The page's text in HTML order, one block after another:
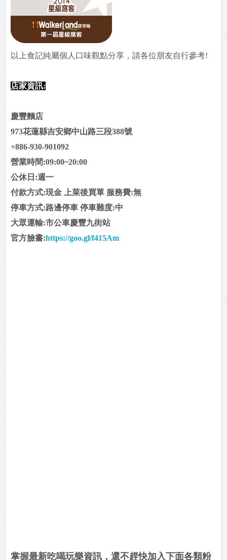
以上食記純屬個人口味觀點分享，請各位朋友自行參考!
店家資訊:
慶豐麵店
973花蓮縣吉安鄉中山路三段388號
+886-930-901092
營業時間:09:00~20:00
公休日:週一
付款方式:現金 上菜後買單 服務費:無
停車方式:路邊停車 停車難度:中
大眾運輸:市公車慶豐九街站
官方臉書:https://goo.gl/f415Am
掌握最新吃喝玩樂資訊，還不趕快加入下面各類粉